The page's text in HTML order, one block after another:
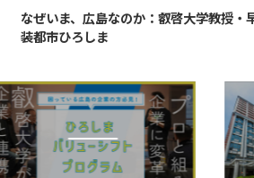
なぜいま、広島なのか：叡啓大学教授
装都市ひろしま